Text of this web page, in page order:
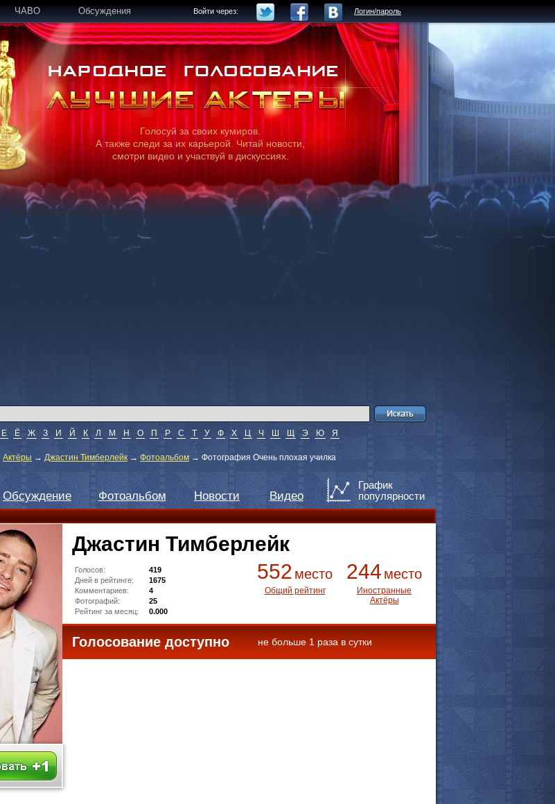
ЧАВО Обсуждения Войти через: Логин/пароль
Голосуй за своих кумиров.
А также следи за их карьерой. Читай новости,
смотри видео и участвуй в дискуссиях.
Е Ё Ж З И Й К Л М Н О П Р С Т У Ф Х Ц Ч Ш Щ Э Ю Я
Актёры → Джастин Тимберлейк → Фотоальбом → Фотография Очень плохая училка
Обсуждение Фотоальбом Новости Видео
График
популярности
Джастин Тимберлейк
552 место
Общий рейтинг
244 место
Иностранные
Актёры
Голосов:
419
Дней в рейтинге:
1675
Комментариев:
4
Фотографий:
25
Рейтинг за месяц:
0.000
Голосование доступно не больше 1 раза в сутки